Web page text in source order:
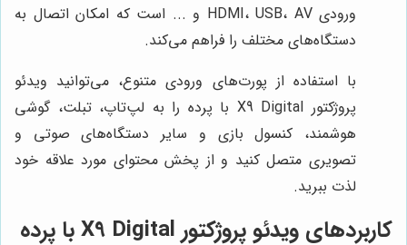
ورودی HDMI، USB، AV و ... است که امکان اتصال به
دستگاه‌های مختلف را فراهم می‌کند.
با استفاده از پورت‌های ورودی متنوع، می‌توانید ویدئو
پروژکتور X9 Digital با پرده را به لپ‌تاپ، تبلت، گوشی
هوشمند، کنسول بازی و سایر دستگاه‌های صوتی و
تصویری متصل کنید و از پخش محتوای مورد علاقه خود
لذت ببرید.
کاربردهای ویدئو پروژکتور X9 Digital با پرده